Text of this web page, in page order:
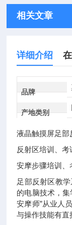
相关文章
详细介绍
品牌
产地类别
液晶触摸屏足部
反射区培训、考
安摩步骤培训、
足部反射区教
的电脑技术，
安摩师”从业人
与操作技能有直